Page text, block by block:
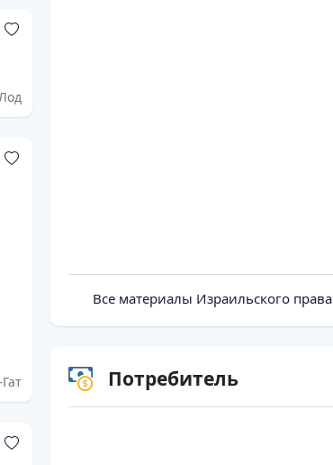
Все материалы Израильского права
Потребитель